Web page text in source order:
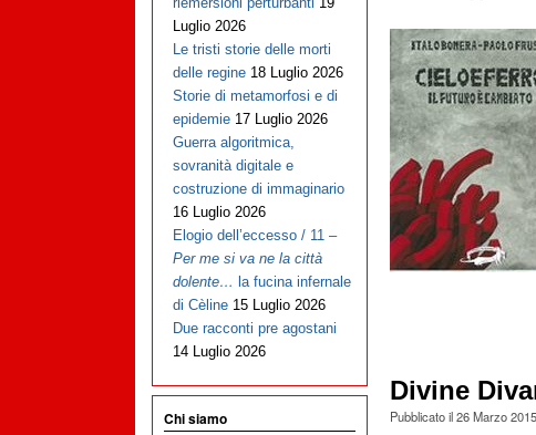
Divine
Pubblicato il26 Marzo 2015
Luglio 2026
Le tristi storie delle morti
delle regine 18 Luglio 2026
Storie di metamorfosi e di
epidemie 17 Luglio 2026
Guerra algoritmica,
sovranità digitale e
costruzione di immaginario
16 Luglio 2026
Elogio dell’eccesso / 11 –
Per me si va ne la città
dolente… la fucina infernale
di Cèline 15 Luglio 2026
Due racconti pre agostani
14 Luglio 2026
Chi siamo